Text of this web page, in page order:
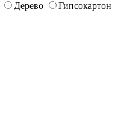
Дерево Гипсокартон